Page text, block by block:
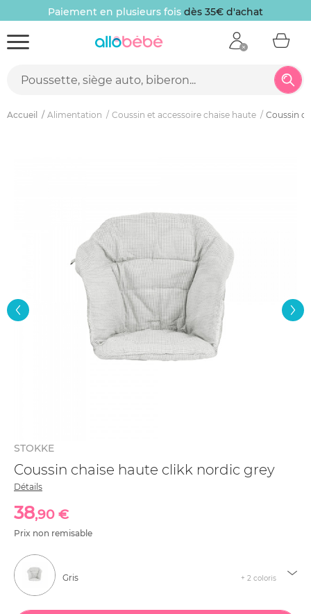
Paiement en plusieurs fois dès 35€ d'achat
Accueil Alimentation Coussin et accessoire chaise haute Coussin
STOKKE
Coussin chaise haute clikk nordic grey
Détails
38,90 €
Prix non remisable
Gris + 2 coloris